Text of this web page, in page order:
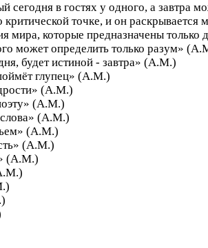
сегодня в гостях у одного, а завтра
критической точке, и он
мира, которые предназначены
может определить только разум»
будет истиной - завтра» (А.М.)
глупец» (А.М.)
(А.М.)
(А.М.)
слова» (А.М.)
(А.М.)
(А.М.)
(А.М.)